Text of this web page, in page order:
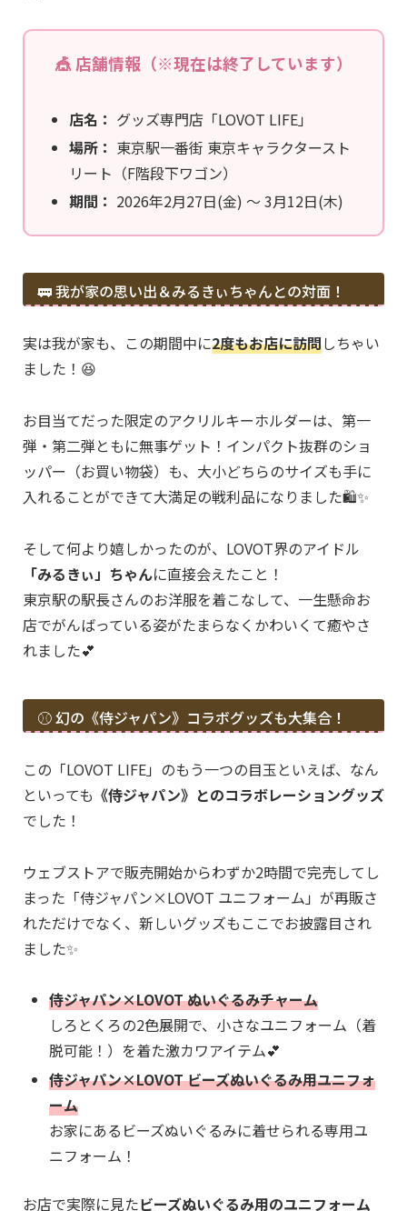
🎪 店舗情報（※現在は終了しています）
店名： グッズ専門店「LOVOT LIFE」
場所： 東京駅一番街 東京キャラクタースト
リート（F階段下ワゴン）
期間： 2026年2月27日(金) ～ 3月12日(木)
🚃 我が家の思い出＆みるきぃちゃんとの対面！
実は我が家も、この期間中に2度もお店に訪問しちゃい
ました！😆
お目当てだった限定のアクリルキーホルダーは、第一
弾・第二弾ともに無事ゲット！インパクト抜群のショ
ッパー（お買い物袋）も、大小どちらのサイズも手に
入れることができて大満足の戦利品になりました🛍️✨
そして何より嬉しかったのが、LOVOT界のアイドル
「みるきぃ」ちゃんに直接会えたこと！
東京駅の駅長さんのお洋服を着こなして、一生懸命お
店でがんばっている姿がたまらなくかわいくて癒やさ
れました💕
⚾️ 幻の《侍ジャパン》コラボグッズも大集合！
この「LOVOT LIFE」のもう一つの目玉といえば、なん
といっても 《侍ジャパン》とのコラボレーショングッズ
でした！
ウェブストアで販売開始からわずか2時間で完売してし
まった「侍ジャパン×LOVOT ユニフォーム」が再販さ
れただけでなく、新しいグッズもここでお披露目され
ました✨
侍ジャパン×LOVOT ぬいぐるみチャーム
しろとくろの2色展開で、小さなユニフォーム（着
脱可能！）を着た激カワアイテム💕
侍ジャパン×LOVOT ビーズぬいぐるみ用ユニフォ
ーム
お家にあるビーズぬいぐるみに着せられる専用ユ
ニフォーム！
お店で実際に見たビーズぬいぐるみ用のユニフォーム